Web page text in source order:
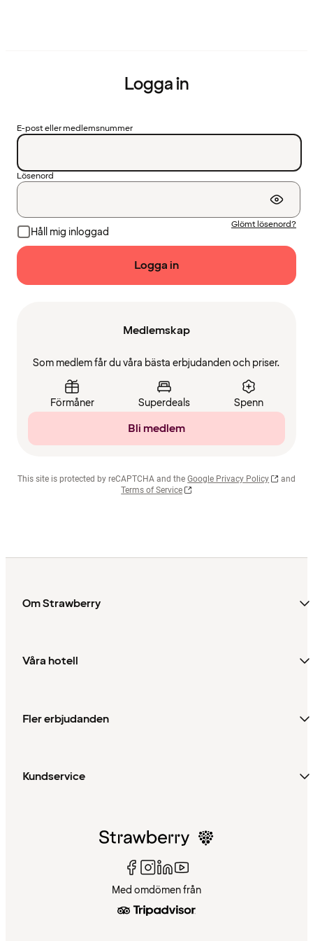
Logga in
E-post eller medlemsnummer
Lösenord
Håll mig inloggad
Glömt lösenord?
Logga in
Medlemskap
Som medlem får du våra bästa erbjudanden och priser.
Förmåner Superdeals Spenn
Bli medlem
This site is protected by reCAPTCHA and the Google Privacy Policy
and
Terms of Service
Om Strawberry
Våra hotell
Fler erbjudanden
Kundservice
Med omdömen från